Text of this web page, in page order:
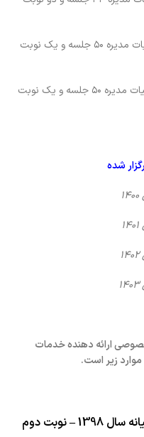
در سال ۱۴۰۲ تعداد جلسات برگزار شده هیات مدیره ۵۰ جلسه و یک نوبت
در سال ۱۴۰3 تعداد جلسات برگزار شده هیات مدیره ۵۰ جلسه و یک نوبت
شده
ارائه دهنده خدمات
زیر است.
نوبت دوم